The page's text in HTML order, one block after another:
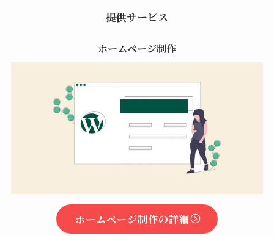
提供サービス
ホームページ制作
ホームページ制作の詳細